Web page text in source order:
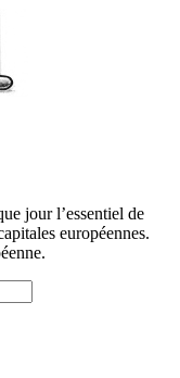
jour l’essentiel de
européennes.